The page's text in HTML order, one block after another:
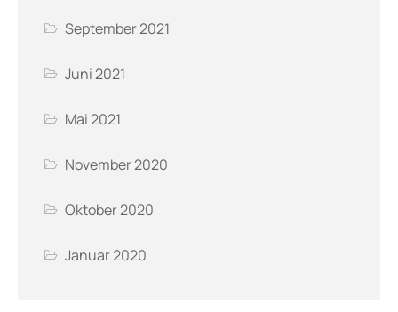
September 2021
Juni 2021
Mai 2021
November 2020
Oktober 2020
Januar 2020